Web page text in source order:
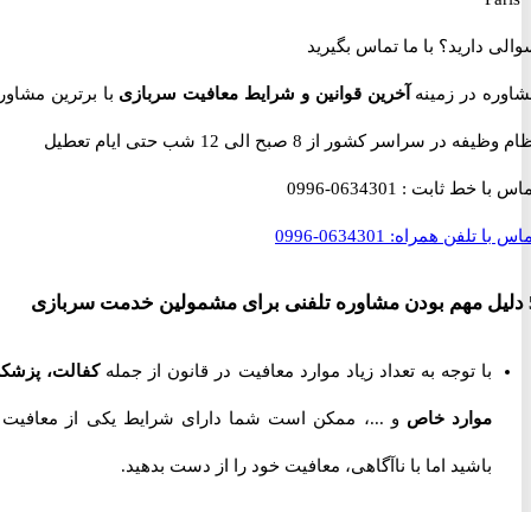
دارید؟ با ما تماس بگیرید
در زمینهآخرین قوانین و شرایط معافیت سربازیبا برترین مشاوران
در سراسر کشور از 8 صبح الی 12 شب حتی ایام تعطیل
با خط ثابت :0634301-0996
تلفن همراه:0634301-0996
با توجه به تعداد زیاد موارد معافیت در قانون از جملهکفالت، پزشکی،
موارد خاصو ...، ممکن است شما دارای شرایط یکی از معافیت ها
باشید اما با ناآگاهی، معافیت خود را از دست بدهید.